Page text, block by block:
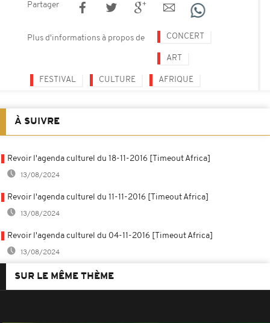
Partager
Plus d'informations à propos de CONCERT
ART
FESTIVAL CULTURE AFRIQUE
À SUIVRE
Revoir l'agenda culturel du 18-11-2016 [Timeout Africa]
13/08/2024
Revoir l'agenda culturel du 11-11-2016 [Timeout Africa]
13/08/2024
Revoir l'agenda culturel du 04-11-2016 [Timeout Africa]
13/08/2024
SUR LE MÊME THÈME